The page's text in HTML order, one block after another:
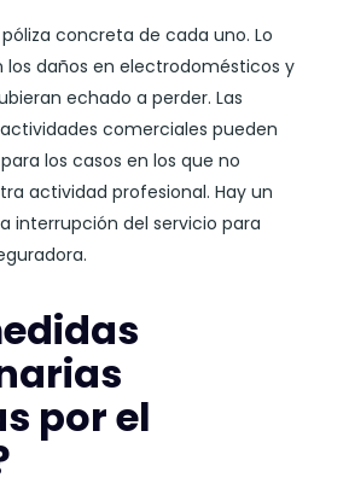
concreta de cada uno. Lo
los daños en electrodomésticos y
echado a perder. Las
comerciales pueden
los casos en los que no
actividad profesional. Hay un
interrupción del servicio para
por el